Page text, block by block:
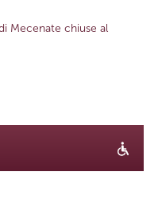
Mecenate chiuse al